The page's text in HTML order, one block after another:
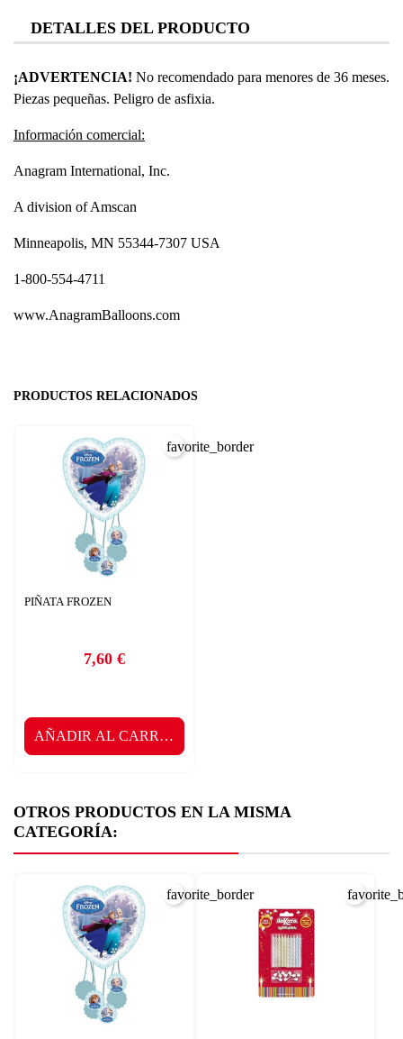
DETALLES DEL PRODUCTO
¡ADVERTENCIA! No recomendado para menores de 36 meses.
Piezas pequeñas. Peligro de asfixia.
Información comercial:
Anagram International, Inc.
A division of Amscan
Minneapolis, MN 55344-7307 USA
1-800-554-4711
www.AnagramBalloons.com
PRODUCTOS RELACIONADOS
PIÑATA FROZEN
Precio
7,60 €
AÑADIR AL CARRITO
favorite_border
OTROS PRODUCTOS EN LA MISMA
CATEGORÍA:
favorite_border